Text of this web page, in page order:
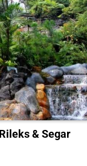
& Segar